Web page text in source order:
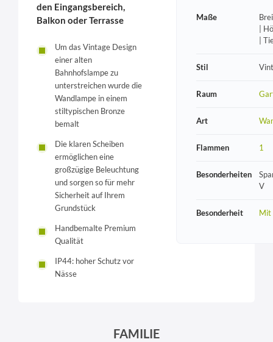
den Eingangsbereich,
Balkon oder Terrasse
Um das Vintage Design
einer alten
Bahnhofslampe zu
unterstreichen wurde die
Wandlampe in einem
stiltypischen Bronze
bemalt
Die klaren Scheiben
ermöglichen eine
großzügige Beleuchtung
und sorgen so für mehr
Sicherheit auf Ihrem
Grundstück
Handbemalte Premium
Qualität
IP44: hoher Schutz vor
Nässe
Maße
|
|
Stil
Raum
Art
Flammen 1
Besonderheiten
V
Besonderheit Mit
FAMILIE